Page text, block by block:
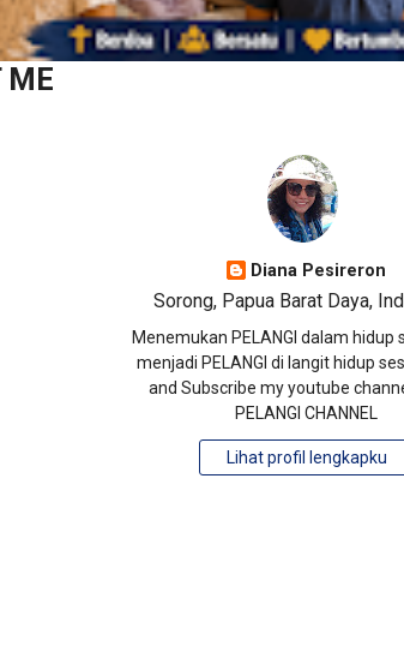
ME
Diana Pesireron
Sorong, Papua Barat Daya,
Menemukan PELANGI dalam hidup
menjadi PELANGI di langit hidup
and Subscribe my youtube
PELANGI CHANNEL
Lihat profil lengkapku